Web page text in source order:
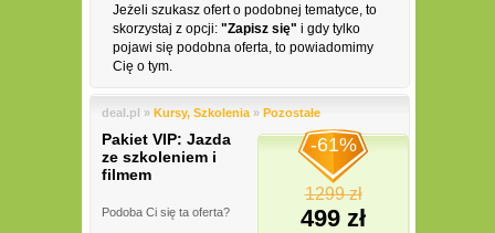
Jeżeli szukasz ofert o podobnej tematyce, to
skorzystaj z opcji: "Zapisz się" i gdy tylko
pojawi się podobna oferta, to powiadomimy
Cię o tym.
deal.pl » Kursy, Szkolenia » Pozostałe
Pakiet VIP: Jazda
ze szkoleniem i
filmem
Podoba Ci się ta oferta?
-61%
1299 zł
499 zł